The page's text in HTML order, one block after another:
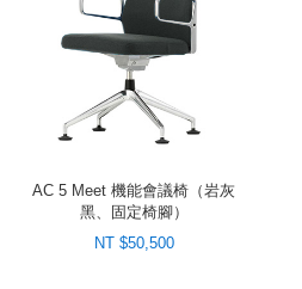
AC 5 Meet 機能會議椅（岩灰
黑、固定椅腳）
NT $50,500